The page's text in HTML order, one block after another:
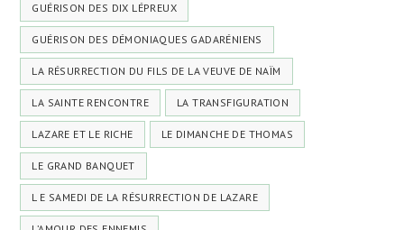
GUÉRISON DES DIX LÉPREUX
GUÉRISON DES DÉMONIAQUES GADARÉNIENS
LA RÉSURRECTION DU FILS DE LA VEUVE DE NAÏM
LA SAINTE RENCONTRE LA TRANSFIGURATION
LAZARE ET LE RICHE LE DIMANCHE DE THOMAS
LE GRAND BANQUET
L E SAMEDI DE LA RÉSURRECTION DE LAZARE